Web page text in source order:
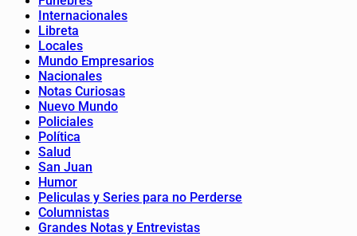
Internacionales
Libreta
Locales
Mundo Empresarios
Nacionales
Notas Curiosas
Nuevo Mundo
Policiales
Política
Salud
San Juan
Humor
Peliculas y Series para no Perderse
Columnistas
Grandes Notas y Entrevistas